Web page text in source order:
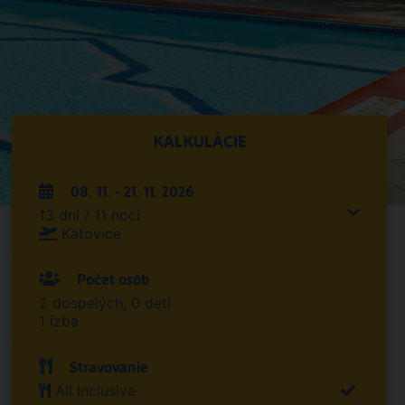
KALKULÁCIE
08. 11. - 21. 11. 2026
13 dní / 11 nocí
Katovice
Počet osôb
2 dospelých, 0 detí
1 izba
Stravovanie
All Inclusive